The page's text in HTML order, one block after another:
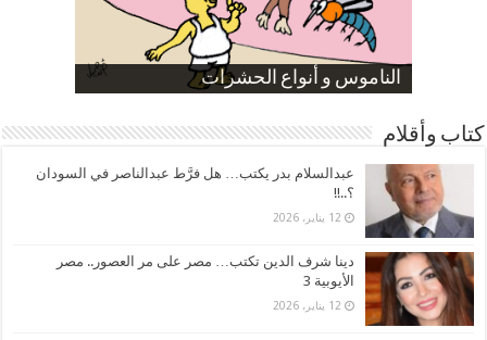
الناموس و أنواع الحشرات
الموظفين بعد ارتفاع الأسعار
ارتفاع نسبة الطلاق في مصر
صورة كاركاتيرية
صورة كاركاتيرية
كتاب وأقلام
عبدالسلام بدر يكتب… هل فرَّط عبدالناصر في السودان
؟..!!
12 يناير، 2026
دينا شرف الدين تكتب… مصر على مر العصور.. مصر
الأيوبية 3
12 يناير، 2026